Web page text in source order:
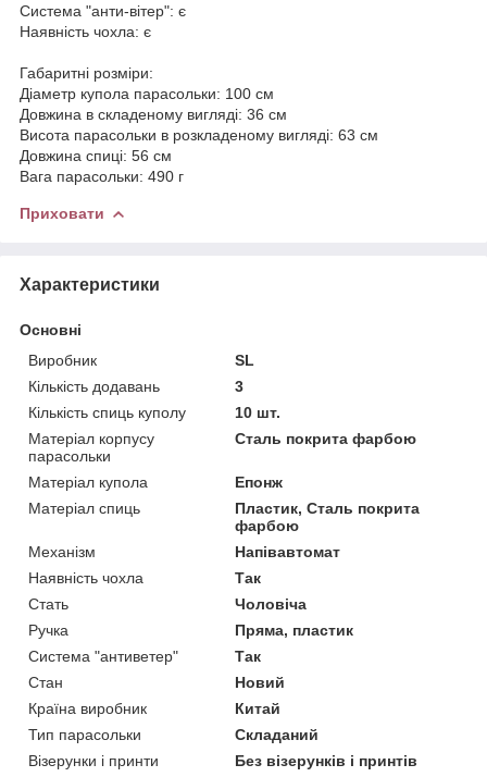
Система "анти-вітер": є
Наявність чохла: є
Габаритні розміри:
Діаметр купола парасольки: 100 см
Довжина в складеному вигляді: 36 см
Висота парасольки в розкладеному вигляді: 63 см
Довжина спиці: 56 см
Вага парасольки: 490 г
Приховати
Характеристики
Основні
Виробник
SL
Кількість додавань
3
Кількість спиць куполу
10 шт.
Матеріал корпусу
парасольки
Сталь покрита фарбою
Матеріал купола
Епонж
Матеріал спиць
Пластик, Сталь покрита
фарбою
Механізм
Напівавтомат
Наявність чохла
Так
Стать
Чоловіча
Ручка
Пряма, пластик
Система "антиветер"
Так
Стан
Новий
Країна виробник
Китай
Тип парасольки
Складаний
Візерунки і принти
Без візерунків і принтів